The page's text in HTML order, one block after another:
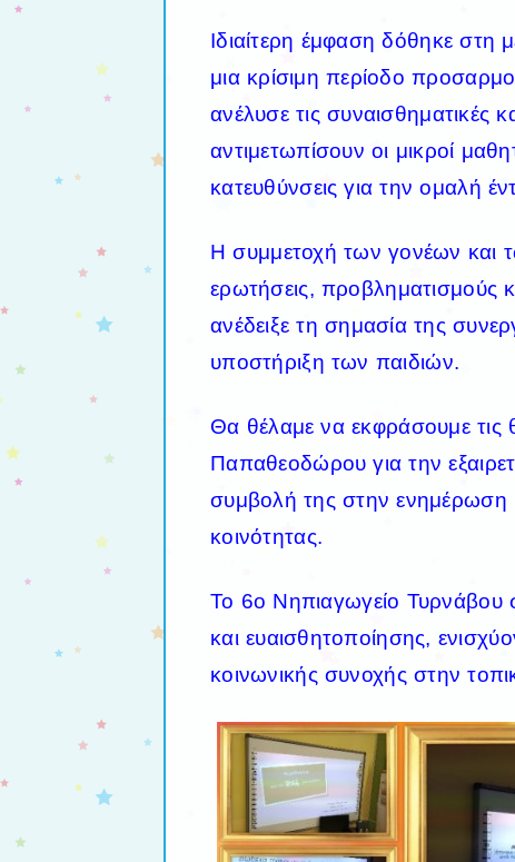
Ιδιαίτερη έμφαση δόθηκε
μια κρίσιμη περίοδο
ανέλυσε τις συναισθηματικές
αντιμετωπίσουν οι μικροί
κατευθύνσεις για την ομαλή
Η συμμετοχή των γονέων και
ερωτήσεις, προβληματισμούς
ανέδειξε τη σημασία της
υποστήριξη των παιδιών.
Θα θέλαμε να εκφράσουμε τις
Παπαθεοδώρου για την
συμβολή της στην ενημέρωση
κοινότητας.
Το 6ο Νηπιαγωγείο Τυρνάβου
και ευαισθητοποίησης,
κοινωνικής συνοχής στην